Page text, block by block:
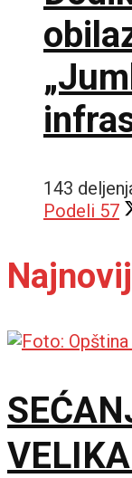
143
Podeli 57